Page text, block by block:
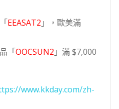
EEASAT2 」，歐美滿
「OOCSUN2 」滿 $7,000
www.kkday.com/zh-